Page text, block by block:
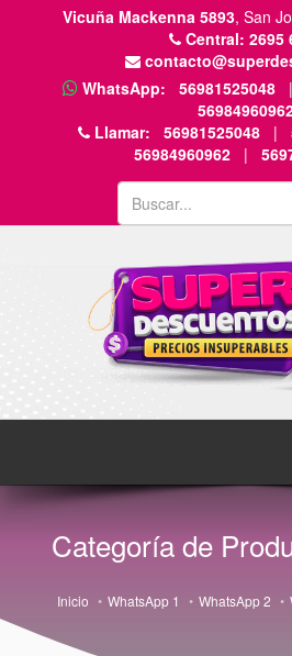
Vicuña Mackenna 5893, San
Central: 2695
WhatsApp:
56981525048 |
Llamar:
56981525048 |
56984960962
|
Categoría de
Inicio WhatsApp 1 WhatsApp 2